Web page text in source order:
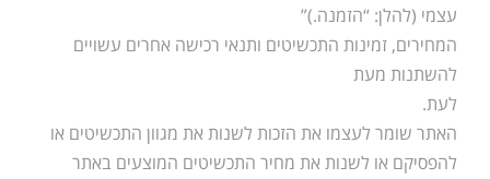
עצמי (להלן: “הזמנה.)”
המחירים, זמינות התכשיטים ותנאי רכישה אחרים עשויים
להשתנות מעת
לעת.
האתר שומר לעצמו את הזכות לשנות את מגוון התכשיטים או
להפסיקם או לשנות את מחיר התכשיטים המוצעים באתר